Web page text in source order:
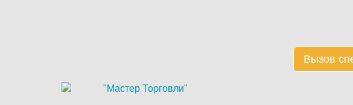
Вызов